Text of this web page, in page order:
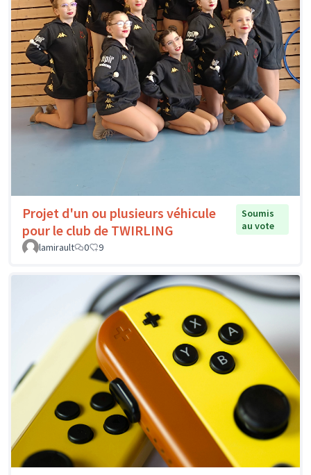
Projet d'un ou plusieurs véhicule
pour le club de TWIRLING
Soumis
au vote
lamirault
0 9